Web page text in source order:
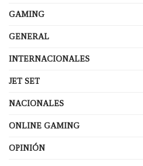
GAMING
GENERAL
INTERNACIONALES
JET SET
NACIONALES
ONLINE GAMING
OPINIÓN